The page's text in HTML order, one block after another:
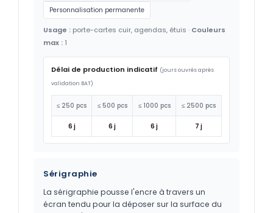
Personnalisation permanente
Usage : porte-cartes cuir, agendas, étuis · Couleurs
max : 1
Délai de production indicatif (jours ouvrés après
validation BAT)
≤ 250 pcs ≤ 500 pcs ≤ 1000 pcs ≤ 2500 pcs
6 j 6 j 6 j 7 j
Sérigraphie
La sérigraphie pousse l'encre à travers un
écran tendu pour la déposer sur la surface du